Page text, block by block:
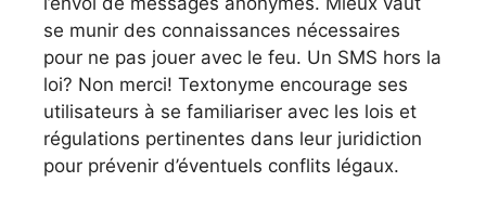
se munir des connaissances nécessaires
pour ne pas jouer avec le feu. Un SMS hors la
loi? Non merci! Textonyme encourage ses
utilisateurs à se familiariser avec les lois et
régulations pertinentes dans leur juridiction
pour prévenir d’éventuels conflits légaux.